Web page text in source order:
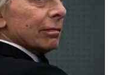
Anniversary
2026-12-11